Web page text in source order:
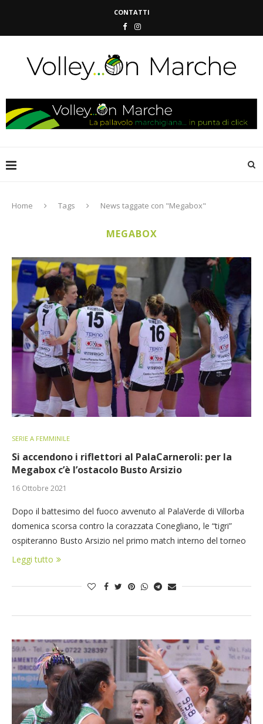
CONTATTI
Home Tags News taggate con "Megabox"
MEGABOX
SERIE A FEMMINILE
Si accendono i riflettori al PalaCarneroli: per la
Megabox c’è l’ostacolo Busto Arsizio
16 Ottobre 2021
Dopo il battesimo del fuoco avvenuto al PalaVerde di Villorba
domenica scorsa contro la corazzata Conegliano, le “tigri”
ospiteranno Busto Arsizio nel primo match interno del torneo
Leggi tutto